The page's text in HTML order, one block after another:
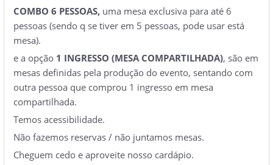
COMBO 6 PESSOAS, uma mesa exclusiva para até 6
pessoas (sendo q se tiver em 5 pessoas, pode usar está
mesa).
e a opção 1 INGRESSO (MESA COMPARTILHADA), são em
mesas definidas pela produção do evento, sentando com
outra pessoa que comprou 1 ingresso em mesa
compartilhada.
Temos acessibilidade.
Não fazemos reservas / não juntamos mesas.
Cheguem cedo e aproveite nosso cardápio.